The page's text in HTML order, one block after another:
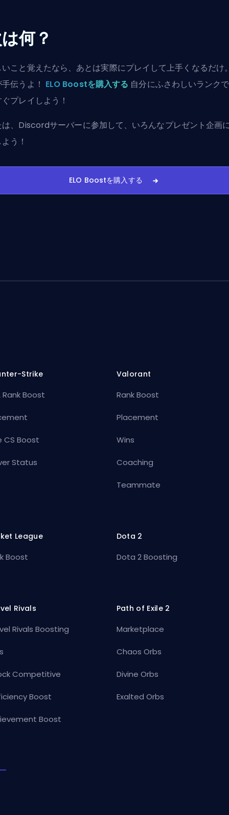
何？
こと覚えたなら、あとは実際にプレイして上手くなるだけ
伝うよ！ ELO Boostを購入する 自分にふさわしいランクで
プレイしよう！
、 Discordサーバーに参加して、いろんなプレゼント企画
う！
ELO Boostを購入する
Strike
Rank Boost
CS Boost
Status
Valorant
Rank Boost
Placement
Wins
Coaching
Teammate
League
Boost
Dota 2
Dota 2 Boosting
Rivals
Rivals Boosting
Competitive
Boost
Boost
Path of Exile 2
Marketplace
Chaos Orbs
Divine Orbs
Exalted Orbs